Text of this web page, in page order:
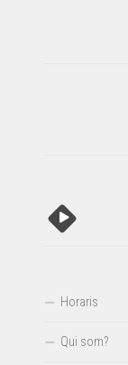
Horaris
Qui som?